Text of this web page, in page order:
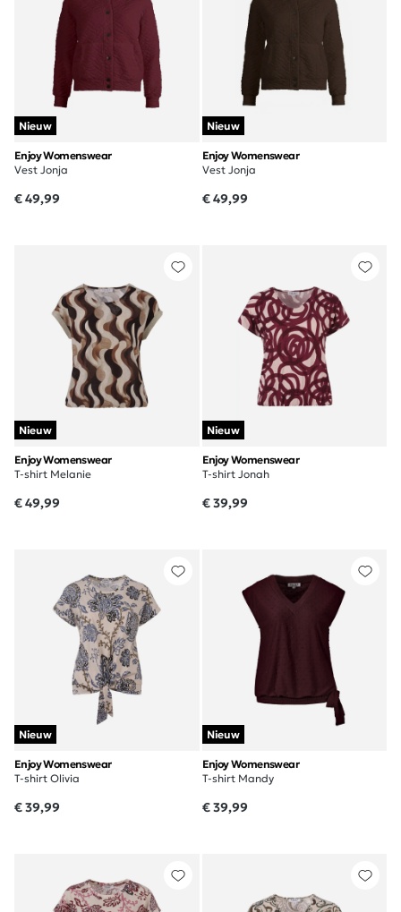
Nieuw
Enjoy Womenswear
Vest Jonja
€ 49,99
Nieuw
Enjoy Womenswear
Vest Jonja
€ 49,99
Nieuw
Enjoy Womenswear
T-shirt Melanie
€ 49,99
Nieuw
Enjoy Womenswear
T-shirt Jonah
€ 39,99
Nieuw
Enjoy Womenswear
T-shirt Olivia
€ 39,99
Nieuw
Enjoy Womenswear
T-shirt Mandy
€ 39,99